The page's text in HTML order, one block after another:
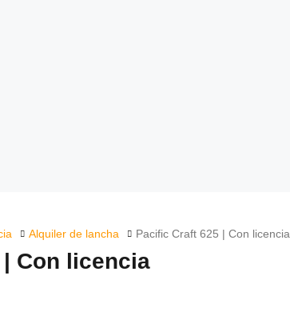
Alquiler de lancha Pacific Craft 625 | Con licencia
Con licencia